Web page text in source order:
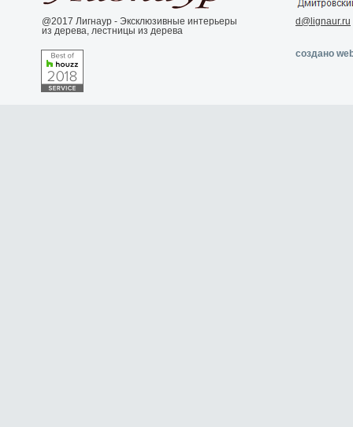
@2017 Лигнаур - Эксклюзивные интерьеры
из дерева, лестницы из дерева
d@lignaur.ru
создано